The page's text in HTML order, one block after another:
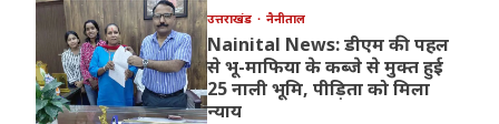
उत्तराखंड नैनीताल
Nainital News: डीएम की पहल
से भू-माफिया के कब्जे से मुक्त हुई
25 नाली भूमि, पीड़िता को मिला
न्याय